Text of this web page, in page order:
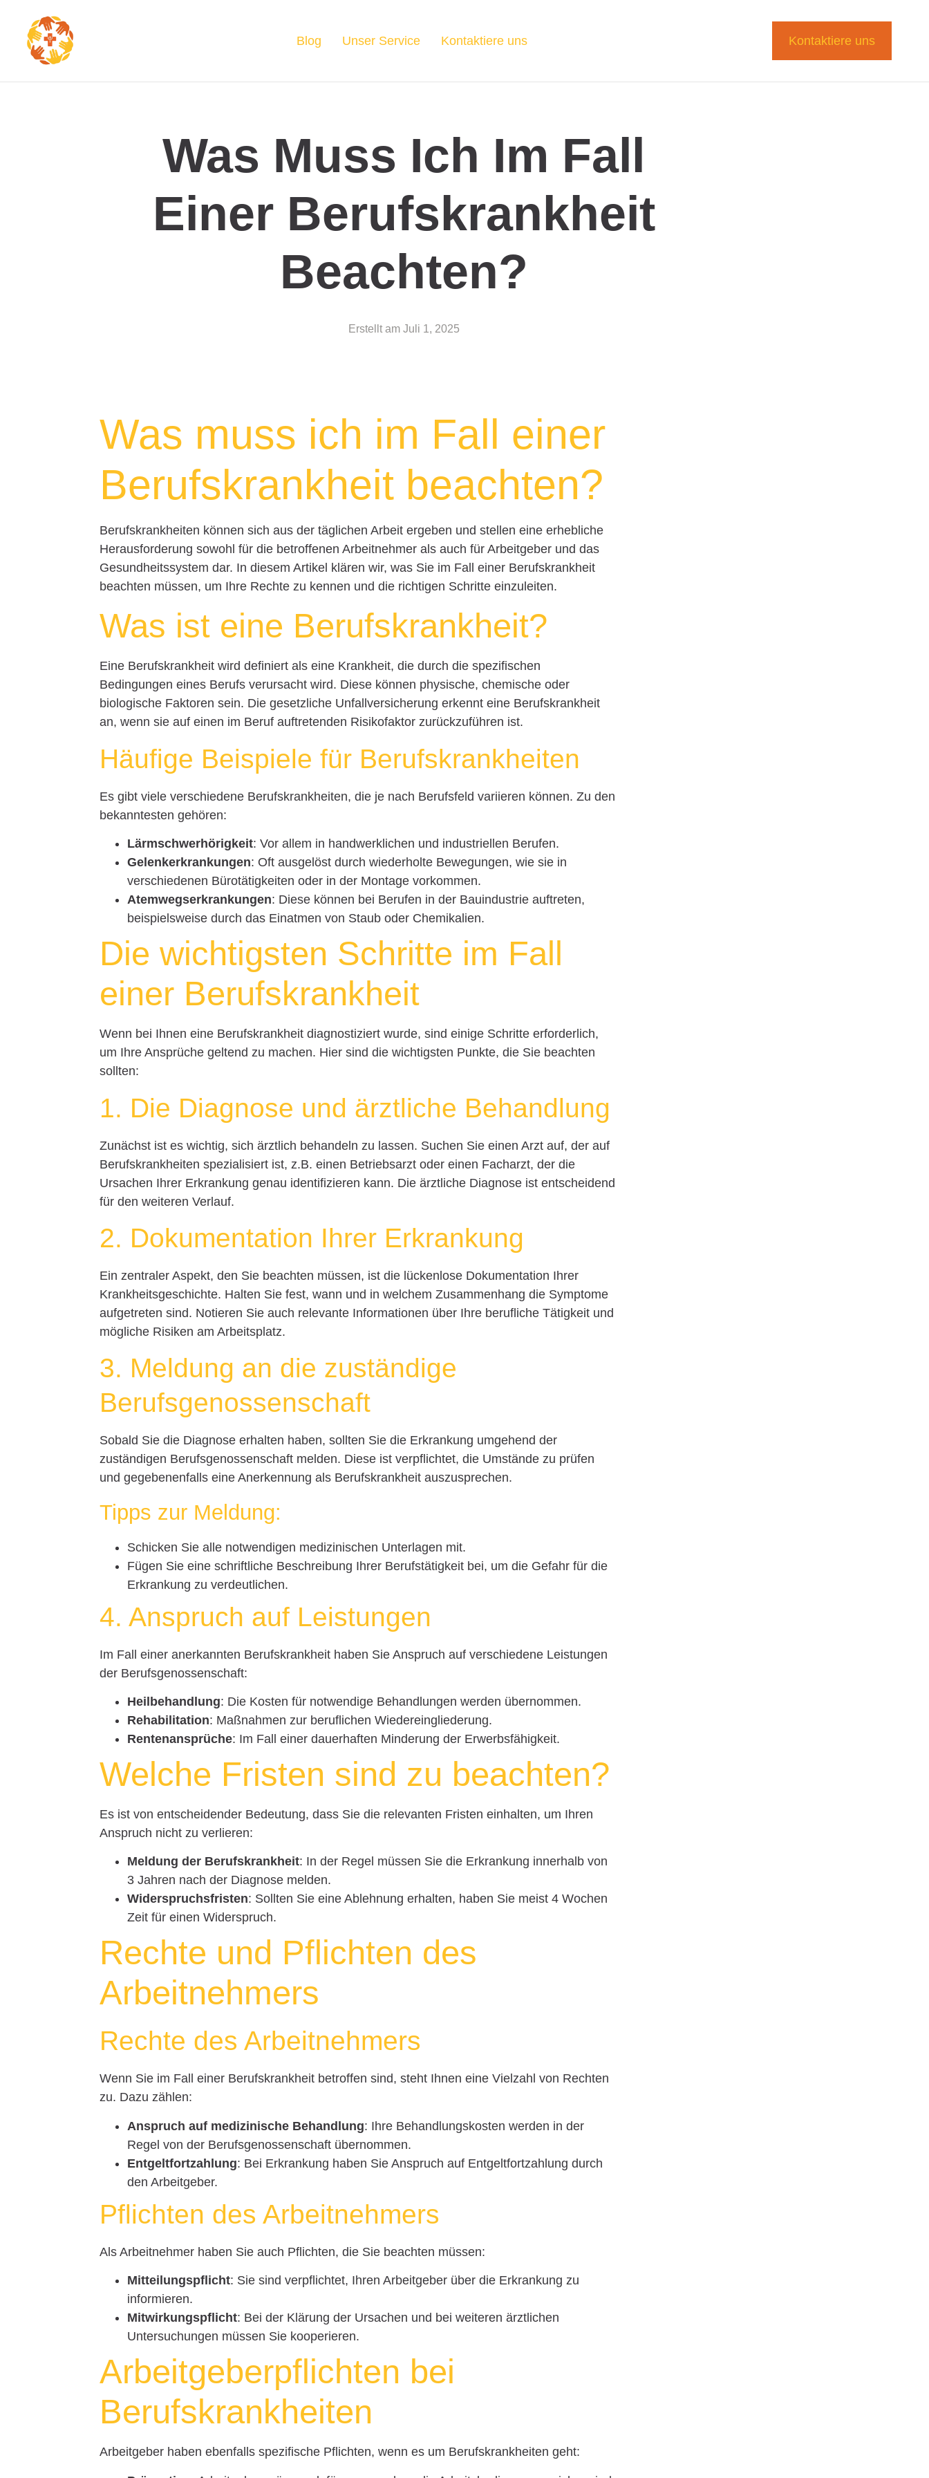
Blog Unser Service Kontaktiere uns Kontaktiere uns
Was Muss Ich Im Fall
Einer Berufskrankheit
Beachten?
Erstellt am Juli 1, 2025
Was muss ich im Fall einer
Berufskrankheit beachten?
Berufskrankheiten können sich aus der täglichen Arbeit ergeben und stellen eine erhebliche
Herausforderung sowohl für die betroffenen Arbeitnehmer als auch für Arbeitgeber und das
Gesundheitssystem dar. In diesem Artikel klären wir, was Sie im Fall einer Berufskrankheit
beachten müssen, um Ihre Rechte zu kennen und die richtigen Schritte einzuleiten.
Was ist eine Berufskrankheit?
Eine Berufskrankheit wird definiert als eine Krankheit, die durch die spezifischen
Bedingungen eines Berufs verursacht wird. Diese können physische, chemische oder
biologische Faktoren sein. Die gesetzliche Unfallversicherung erkennt eine Berufskrankheit
an, wenn sie auf einen im Beruf auftretenden Risikofaktor zurückzuführen ist.
Häufige Beispiele für Berufskrankheiten
Es gibt viele verschiedene Berufskrankheiten, die je nach Berufsfeld variieren können. Zu den
bekanntesten gehören:
Lärmschwerhörigkeit: Vor allem in handwerklichen und industriellen Berufen.
Gelenkerkrankungen: Oft ausgelöst durch wiederholte Bewegungen, wie sie in
verschiedenen Bürotätigkeiten oder in der Montage vorkommen.
Atemwegserkrankungen: Diese können bei Berufen in der Bauindustrie auftreten,
beispielsweise durch das Einatmen von Staub oder Chemikalien.
Die wichtigsten Schritte im Fall
einer Berufskrankheit
Wenn bei Ihnen eine Berufskrankheit diagnostiziert wurde, sind einige Schritte erforderlich,
um Ihre Ansprüche geltend zu machen. Hier sind die wichtigsten Punkte, die Sie beachten
sollten:
1. Die Diagnose und ärztliche Behandlung
Zunächst ist es wichtig, sich ärztlich behandeln zu lassen. Suchen Sie einen Arzt auf, der auf
Berufskrankheiten spezialisiert ist, z.B. einen Betriebsarzt oder einen Facharzt, der die
Ursachen Ihrer Erkrankung genau identifizieren kann. Die ärztliche Diagnose ist entscheidend
für den weiteren Verlauf.
2. Dokumentation Ihrer Erkrankung
Ein zentraler Aspekt, den Sie beachten müssen, ist die lückenlose Dokumentation Ihrer
Krankheitsgeschichte. Halten Sie fest, wann und in welchem Zusammenhang die Symptome
aufgetreten sind. Notieren Sie auch relevante Informationen über Ihre berufliche Tätigkeit und
mögliche Risiken am Arbeitsplatz.
3. Meldung an die zuständige
Berufsgenossenschaft
Sobald Sie die Diagnose erhalten haben, sollten Sie die Erkrankung umgehend der
zuständigen Berufsgenossenschaft melden. Diese ist verpflichtet, die Umstände zu prüfen
und gegebenenfalls eine Anerkennung als Berufskrankheit auszusprechen.
Tipps zur Meldung:
Schicken Sie alle notwendigen medizinischen Unterlagen mit.
Fügen Sie eine schriftliche Beschreibung Ihrer Berufstätigkeit bei, um die Gefahr für die
Erkrankung zu verdeutlichen.
4. Anspruch auf Leistungen
Im Fall einer anerkannten Berufskrankheit haben Sie Anspruch auf verschiedene Leistungen
der Berufsgenossenschaft:
Heilbehandlung: Die Kosten für notwendige Behandlungen werden übernommen.
Rehabilitation: Maßnahmen zur beruflichen Wiedereingliederung.
Rentenansprüche: Im Fall einer dauerhaften Minderung der Erwerbsfähigkeit.
Welche Fristen sind zu beachten?
Es ist von entscheidender Bedeutung, dass Sie die relevanten Fristen einhalten, um Ihren
Anspruch nicht zu verlieren:
Meldung der Berufskrankheit: In der Regel müssen Sie die Erkrankung innerhalb von
3 Jahren nach der Diagnose melden.
Widerspruchsfristen: Sollten Sie eine Ablehnung erhalten, haben Sie meist 4 Wochen
Zeit für einen Widerspruch.
Rechte und Pflichten des
Arbeitnehmers
Rechte des Arbeitnehmers
Wenn Sie im Fall einer Berufskrankheit betroffen sind, steht Ihnen eine Vielzahl von Rechten
zu. Dazu zählen:
Anspruch auf medizinische Behandlung: Ihre Behandlungskosten werden in der
Regel von der Berufsgenossenschaft übernommen.
Entgeltfortzahlung: Bei Erkrankung haben Sie Anspruch auf Entgeltfortzahlung durch
den Arbeitgeber.
Pflichten des Arbeitnehmers
Als Arbeitnehmer haben Sie auch Pflichten, die Sie beachten müssen:
Mitteilungspflicht: Sie sind verpflichtet, Ihren Arbeitgeber über die Erkrankung zu
informieren.
Mitwirkungspflicht: Bei der Klärung der Ursachen und bei weiteren ärztlichen
Untersuchungen müssen Sie kooperieren.
Arbeitgeberpflichten bei
Berufskrankheiten
Arbeitgeber haben ebenfalls spezifische Pflichten, wenn es um Berufskrankheiten geht: